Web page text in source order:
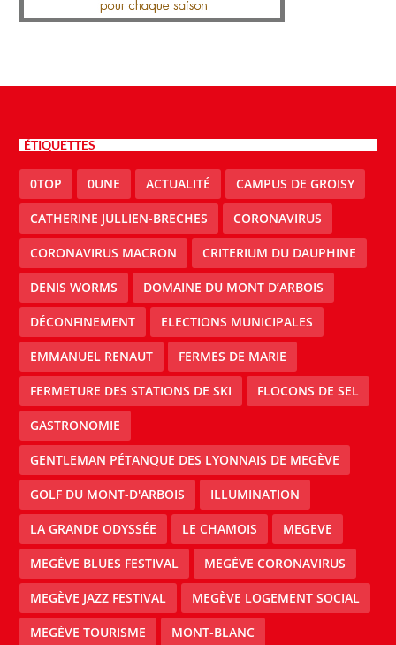
ÉTIQUETTES
0TOP 0UNE ACTUALITÉ CAMPUS DE GROISY
CATHERINE JULLIEN-BRECHES CORONAVIRUS
CORONAVIRUS MACRON CRITERIUM DU DAUPHINE
DENIS WORMS DOMAINE DU MONT D’ARBOIS
DÉCONFINEMENT ELECTIONS MUNICIPALES
EMMANUEL RENAUT FERMES DE MARIE
FERMETURE DES STATIONS DE SKI FLOCONS DE SEL
GASTRONOMIE
GENTLEMAN PÉTANQUE DES LYONNAIS DE MEGÈVE
GOLF DU MONT-D'ARBOIS ILLUMINATION
LA GRANDE ODYSSÉE LE CHAMOIS MEGEVE
MEGÈVE BLUES FESTIVAL MEGÈVE CORONAVIRUS
MEGÈVE JAZZ FESTIVAL MEGÈVE LOGEMENT SOCIAL
MEGÈVE TOURISME MONT-BLANC